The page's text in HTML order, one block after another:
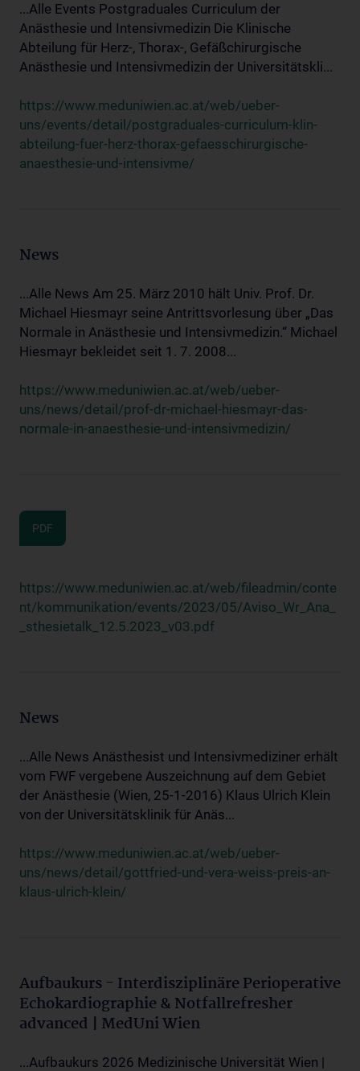
...Alle Events Postgraduales Curriculum der
Anästhesie und Intensivmedizin Die Klinische
Abteilung für Herz-, Thorax-, Gefäßchirurgische
Anästhesie und Intensivmedizin der Universitätskli...
https://www.meduniwien.ac.at/web/ueber-
uns/events/detail/postgraduales-curriculum-klin-
abteilung-fuer-herz-thorax-gefaesschirurgische-
anaesthesie-und-intensivme/
News
...Alle News Am 25. März 2010 hält Univ. Prof. Dr.
Michael Hiesmayr seine Antrittsvorlesung über „Das
Normale in Anästhesie und Intensivmedizin.“ Michael
Hiesmayr bekleidet seit 1. 7. 2008...
https://www.meduniwien.ac.at/web/ueber-
uns/news/detail/prof-dr-michael-hiesmayr-das-
normale-in-anaesthesie-und-intensivmedizin/
PDF
https://www.meduniwien.ac.at/web/fileadmin/conte
nt/kommunikation/events/2023/05/Aviso_Wr_Ana_
_sthesietalk_12.5.2023_v03.pdf
News
...Alle News Anästhesist und Intensivmediziner erhält
vom FWF vergebene Auszeichnung auf dem Gebiet
der Anästhesie (Wien, 25-1-2016) Klaus Ulrich Klein
von der Universitätsklinik für Anäs...
https://www.meduniwien.ac.at/web/ueber-
uns/news/detail/gottfried-und-vera-weiss-preis-an-
klaus-ulrich-klein/
Aufbaukurs - Interdisziplinäre Perioperative
Echokardiographie & Notfallrefresher
advanced | MedUni Wien
...Aufbaukurs 2026 Medizinische Universität Wien |